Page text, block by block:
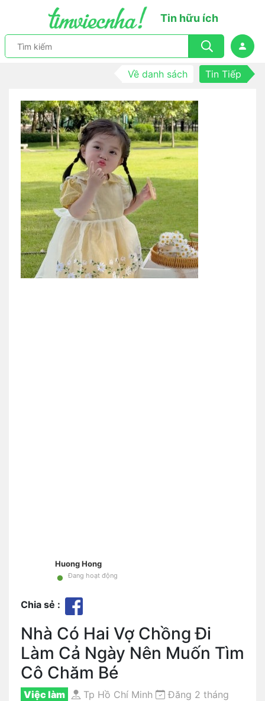
Tin hữu ích
Về danh sách Tin Tiếp
Huong Hong
• Đang hoạt động
Chia sẻ :
Nhà Có Hai Vợ Chồng Đi
Làm Cả Ngày Nên Muốn Tìm
Cô Chăm Bé
Việc làm Tp Hồ Chí Minh
Đăng 2 tháng